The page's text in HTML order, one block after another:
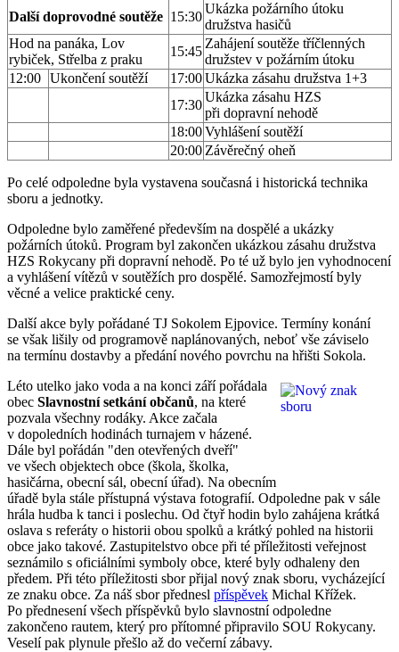
Další doprovodné soutěže 15:30
Ukázka požárního útoku
družstva hasičů
Hod na panáka, Lov
rybiček, Střelba z praku
15:45
Zahájení soutěže tříčlenných
družstev v požárním útoku
12:00 Ukončení soutěží 17:00Ukázka zásahu družstva 1+3
17:30
Ukázka zásahu HZS
při dopravní nehodě
18:00Vyhlášení soutěží
20:00Závěrečný oheň
Po celé odpoledne byla vystavena současná i historická technika
sboru a jednotky.
Odpoledne bylo zaměřené především na dospělé a ukázky
požárních útoků. Program byl zakončen ukázkou zásahu družstva
HZS Rokycany při dopravní nehodě. Po té už bylo jen vyhodnocení
a vyhlášení vítězů v soutěžích pro dospělé. Samozřejmostí byly
věcné a velice praktické ceny.
Další akce byly pořádané TJ Sokolem Ejpovice. Termíny konání
se však lišily od programově naplánovaných, neboť vše záviselo
na termínu dostavby a předání nového povrchu na hřišti Sokola.
Léto utelko jako voda a na konci září pořádala
obec Slavnostní setkání občanů, na které
pozvala všechny rodáky. Akce začala
v dopoledních hodinách turnajem v házené.
Dále byl pořádán "den otevřených dveří"
ve všech objektech obce (škola, školka,
hasičárna, obecní sál, obecní úřad). Na obecním
úřadě byla stále přístupná výstava fotografií. Odpoledne pak v sále
hrála hudba k tanci i poslechu. Od čtyř hodin bylo zahájena krátká
oslava s referáty o historii obou spolků a krátký pohled na historii
obce jako takové. Zastupitelstvo obce při té příležitosti veřejnost
seznámilo s oficiálními symboly obce, které byly odhaleny den
předem. Při této příležitosti sbor přijal nový znak sboru, vycházející
ze znaku obce. Za náš sbor přednesl příspěvek Michal Křížek.
Po přednesení všech příspěvků bylo slavnostní odpoledne
zakončeno rautem, který pro přítomné připravilo SOU Rokycany.
Veselí pak plynule přešlo až do večerní zábavy.